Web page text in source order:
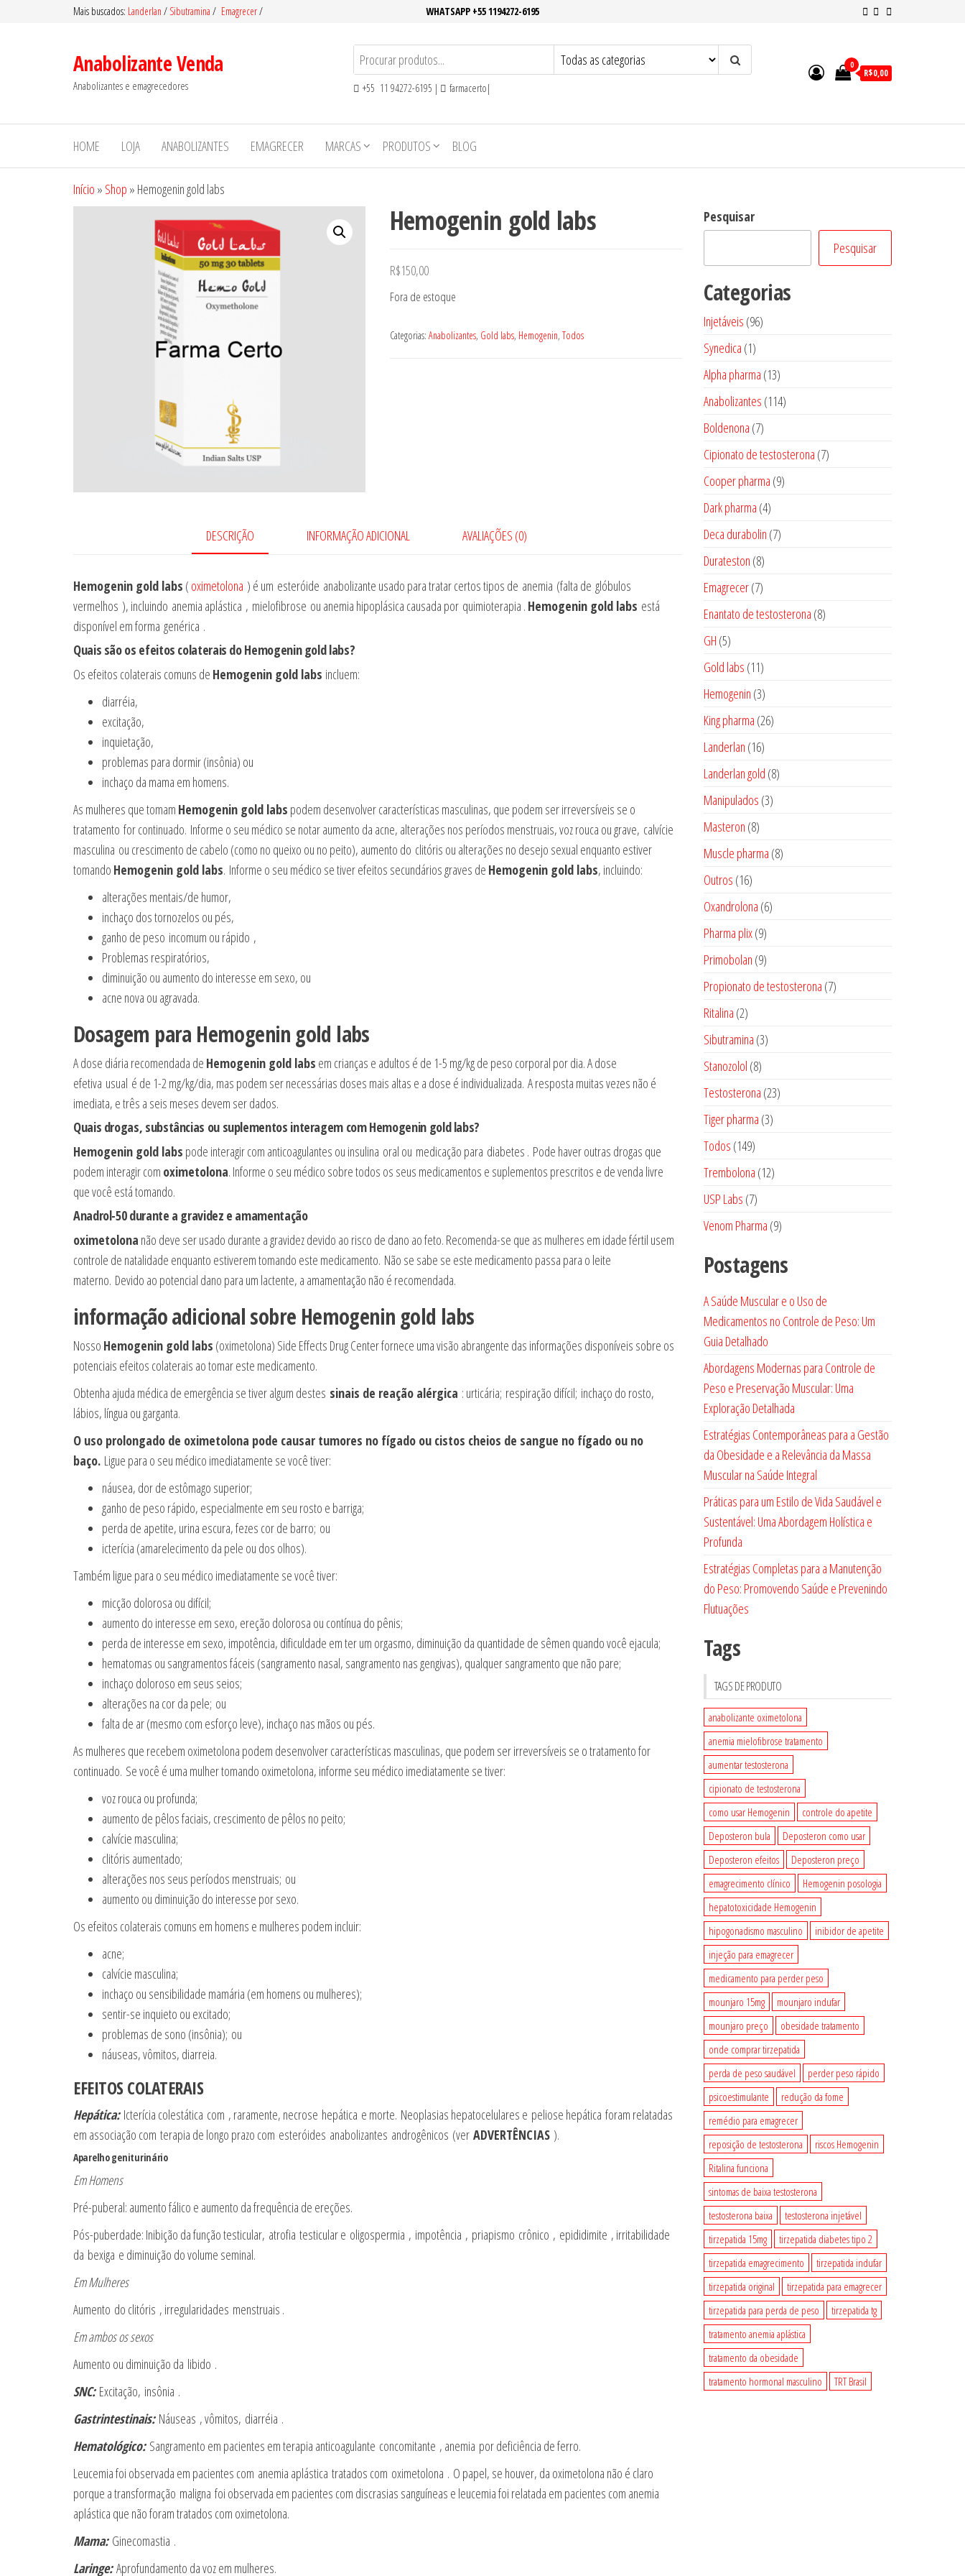
Mais buscados: Landerlan / Sibutramina / Emagrecer/ WHATSAPP +55 1194272-6195
Anabolizante Venda
Anabolizantes e emagrecedores +55 11 94272-6195 | farmacerto|
0
R$0,00
HOME LOJA ANABOLIZANTES EMAGRECER MARCAS PRODUTOS BLOG
Início » Shop » Hemogenin gold labs
Hemogenin gold labs
R$150,00
Fora de estoque
Categorias: Anabolizantes, Gold labs, Hemogenin, Todos
DESCRIÇÃO INFORMAÇÃO ADICIONAL AVALIAÇÕES (0)
Hemogenin gold labs ( oximetolona ) é um esteróide anabolizante usado para tratar certos tipos de anemia (falta de glóbulos
vermelhos ), incluindo anemia aplástica , mielofibrose ou anemia hipoplásica causada por quimioterapia . Hemogenin gold labs está
disponível em forma genérica .
Quais são os efeitos colaterais doHemogenin gold labs?
Os efeitos colaterais comuns de Hemogenin gold labs incluem:
diarréia,
excitação,
inquietação,
problemas para dormir (insônia) ou
inchaço da mama em homens.
As mulheres que tomam Hemogenin gold labs podem desenvolver características masculinas, que podem ser irreversíveis se o
tratamento for continuado. Informe o seu médico se notar aumento da acne, alterações nos períodos menstruais, voz rouca ou grave, calvície
masculina ou crescimento de cabelo (como no queixo ou no peito), aumento do clitóris ou alterações no desejo sexual enquanto estiver
tomando Hemogenin gold labs. Informe o seu médico se tiver efeitos secundários graves de Hemogenin gold labs, incluindo:
alterações mentais/de humor,
inchaço dos tornozelos ou pés,
ganho de peso incomum ou rápido ,
Problemas respiratórios,
diminuição ou aumento do interesse em sexo, ou
acne nova ou agravada.
Dosagem para Hemogenin gold labs
A dose diária recomendada de Hemogenin gold labs em crianças e adultos é de 1-5 mg/kg de peso corporal por dia. A dose
efetiva usual é de 1-2 mg/kg/dia, mas podem ser necessárias doses mais altas e a dose é individualizada. A resposta muitas vezes não é
imediata, e três a seis meses devem ser dados.
Quais drogas, substâncias ou suplementos interagem comHemogenin gold labs?
Hemogenin gold labs pode interagir com anticoagulantes ou insulina oral ou medicação para diabetes . Pode haver outras drogas que
podem interagir com oximetolona. Informe o seu médico sobre todos os seus medicamentos e suplementos prescritos e de venda livre
que você está tomando.
Anadrol-50 durante a gravidez e amamentação
oximetolona não deve ser usado durante a gravidez devido ao risco de dano ao feto. Recomenda-se que as mulheres em idade fértil usem
controle de natalidade enquanto estiverem tomando este medicamento. Não se sabe se este medicamento passa para o leite
materno. Devido ao potencial dano para um lactente, a amamentação não é recomendada.
informação adicional sobre Hemogenin gold labs
Nosso Hemogenin gold labs (oximetolona) Side Effects Drug Center fornece uma visão abrangente das informações disponíveis sobre os
potenciais efeitos colaterais ao tomar este medicamento.
Obtenha ajuda médica de emergência se tiver algum destes sinais de reação alérgica : urticária; respiração difícil; inchaço do rosto,
lábios, língua ou garganta.
O uso prolongado de oximetolona pode causar tumores no fígado ou cistos cheios de sangue no fígado ou no
baço. Ligue para o seu médico imediatamente se você tiver:
náusea, dor de estômago superior;
ganho de peso rápido, especialmente em seu rosto e barriga;
perda de apetite, urina escura, fezes cor de barro; ou
icterícia (amarelecimento da pele ou dos olhos).
Também ligue para o seu médico imediatamente se você tiver:
micção dolorosa ou difícil;
aumento do interesse em sexo, ereção dolorosa ou contínua do pênis;
perda de interesse em sexo, impotência, dificuldade em ter um orgasmo, diminuição da quantidade de sêmen quando você ejacula;
hematomas ou sangramentos fáceis (sangramento nasal, sangramento nas gengivas), qualquer sangramento que não pare;
inchaço doloroso em seus seios;
alterações na cor da pele; ou
falta de ar (mesmo com esforço leve), inchaço nas mãos ou pés.
As mulheres que recebem oximetolona podem desenvolver características masculinas, que podem ser irreversíveis se o tratamento for
continuado. Se você é uma mulher tomando oximetolona, ​​informe seu médico imediatamente se tiver:
voz rouca ou profunda;
aumento de pêlos faciais, crescimento de pêlos no peito;
calvície masculina;
clitóris aumentado;
alterações nos seus períodos menstruais; ou
aumento ou diminuição do interesse por sexo.
Os efeitos colaterais comuns em homens e mulheres podem incluir:
acne;
calvície masculina;
inchaço ou sensibilidade mamária (em homens ou mulheres);
sentir-se inquieto ou excitado;
problemas de sono (insônia); ou
náuseas, vômitos, diarreia.
EFEITOS COLATERAIS
Hepática:Icterícia colestática com , raramente, necrose hepática e morte. Neoplasias hepatocelulares e peliose hepática foram relatadas
em associação com terapia de longo prazo com esteróides anabolizantes androgênicos (ver ADVERTÊNCIAS ).
Aparelho geniturinário
Em Homens
Pré-puberal: aumento fálico e aumento da frequência de ereções.
Pós-puberdade: Inibição da função testicular, atrofia testicular e oligospermia , impotência , priapismo crônico , epididimite , irritabilidade
da bexiga e diminuição do volume seminal.
Em Mulheres
Aumento do clitóris , irregularidades menstruais .
Em ambos os sexos
Aumento ou diminuição da libido .
SNC: Excitação, insônia .
Gastrintestinais: Náuseas , vômitos, diarréia .
Hematológico: Sangramento em pacientes em terapia anticoagulante concomitante , anemia por deficiência de ferro.
Leucemia foi observada em pacientes com anemia aplástica tratados com oximetolona . O papel, se houver, da oximetolona não é claro
porque a transformação maligna foi observada em pacientes com discrasias sanguíneas e leucemia foi relatada em pacientes com anemia
aplástica que não foram tratados com oximetolona.
Mama: Ginecomastia .
Laringe: Aprofundamento da voz em mulheres.
Pesquisar
Pesquisar
Categorias
Injetáveis 9696
Synedica 11
produto
Alpha pharma 1313
produtos
Anabolizantes 114114
Boldenona 77
produtos
Cipionato de testosterona 77
Cooper pharma 99
Dark pharma 44
produtos
Deca durabolin 77
Durateston 88
produtos
Emagrecer 77
produtos
Enantato de testosterona 88
GH 55
produtos
Gold labs 1111
produtos
Hemogenin 33
produtos
King pharma 2626
Landerlan 1616
produtos
Landerlan gold 88
Manipulados 33
Masteron 88
produtos
Muscle pharma 88
Outros 1616
produtos
Oxandrolona 66
Pharma plix 99
produtos
Primobolan 99
produtos
Propionato de testosterona 77
Ritalina 22
produtos
Sibutramina 33
Stanozolol 88
produtos
Testosterona 2323
Tiger pharma 33
Todos 149149
produtos
Trembolona 1212
USP Labs 77
produtos
Venom Pharma 99
Postagens
A Saúde Muscular e o Uso de
Medicamentos no Controle de Peso: Um
Guia Detalhado
Abordagens Modernas para Controle de
Peso e Preservação Muscular: Uma
Exploração Detalhada
Estratégias Contemporâneas para a Gestão
da Obesidade e a Relevância da Massa
Muscular na Saúde Integral
Práticas para um Estilo de Vida Saudável e
Sustentável: Uma Abordagem Holística e
Profunda
Estratégias Completas para a Manutenção
do Peso: Promovendo Saúde e Prevenindo
Flutuações
Tags
TAGS DE PRODUTO
anabolizante oximetolona
anemia mielofibrose tratamento
aumentar testosterona
cipionato de testosterona
como usar Hemogenin
controle do apetite
Deposteron bula
Deposteron como usar
Deposteron efeitos
Deposteron preço
emagrecimento clínico
Hemogenin posologia
hepatotoxicidade Hemogenin
hipogonadismo masculino
inibidor de apetite
injeção para emagrecer
medicamento para perder peso
mounjaro 15mg
mounjaro indufar
mounjaro preço
obesidade tratamento
onde comprar tirzepatida
perda de peso saudável
perder peso rápido
psicoestimulante
redução da fome
remédio para emagrecer
reposição de testosterona
riscos Hemogenin
Ritalina funciona
sintomas de baixa testosterona
testosterona baixa
testosterona injetável
tirzepatida 15mg
tirzepatida diabetes tipo 2
tirzepatida emagrecimento
tirzepatida indufar
tirzepatida original
tirzepatida para emagrecer
tirzepatida para perda de peso
tirzepatida tg
tratamento anemia aplástica
tratamento da obesidade
tratamento hormonal masculino
TRT Brasil